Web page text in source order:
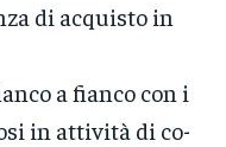
di acquisto in
a fianco con i
in attività di co-